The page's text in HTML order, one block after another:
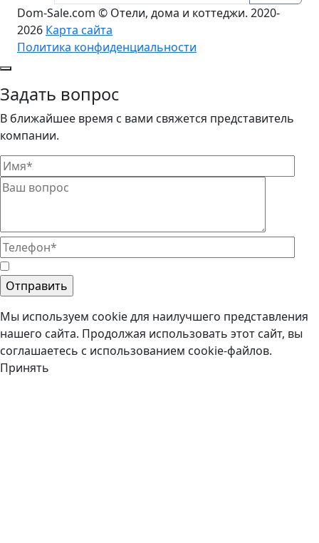
Dom-Sale.com © Отели, дома и коттеджи. 2020-
2026 Карта сайта
Политика конфиденциальности
Задать вопрос
В ближайшее время с вами свяжется представитель
компании.
Мы используем cookie для наилучшего представления
нашего сайта. Продолжая использовать этот сайт, вы
соглашаетесь с использованием cookie-файлов.
Принять